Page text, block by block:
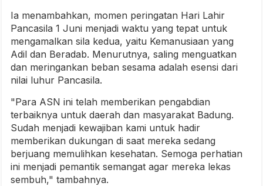
Ia menambahkan, momen peringatan Hari Lahir
Pancasila 1 Juni menjadi waktu yang tepat untuk
mengamalkan sila kedua, yaitu Kemanusiaan yang
Adil dan Beradab. Menurutnya, saling menguatkan
dan meringankan beban sesama adalah esensi dari
nilai luhur Pancasila.
"Para ASN ini telah memberikan pengabdian
terbaiknya untuk daerah dan masyarakat Badung.
Sudah menjadi kewajiban kami untuk hadir
memberikan dukungan di saat mereka sedang
berjuang memulihkan kesehatan. Semoga perhatian
ini menjadi pemantik semangat agar mereka lekas
sembuh," tambahnya.